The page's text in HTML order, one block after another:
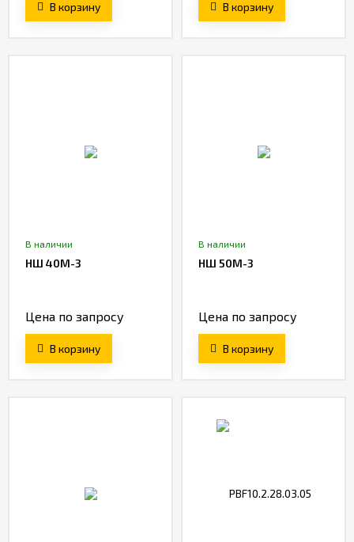
В корзину В корзину
В наличии
НШ 40М-3
Цена по запросу
В корзину
В наличии
НШ 50М-3
Цена по запросу
В корзину